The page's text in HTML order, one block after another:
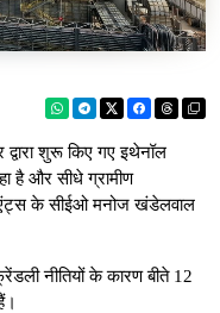
शुरू किए गए इथेनॉल
है और सीधे ग्रामीण
के सीईओ मनोज खंडेलवाल
नीतियों के कारण बीते 12